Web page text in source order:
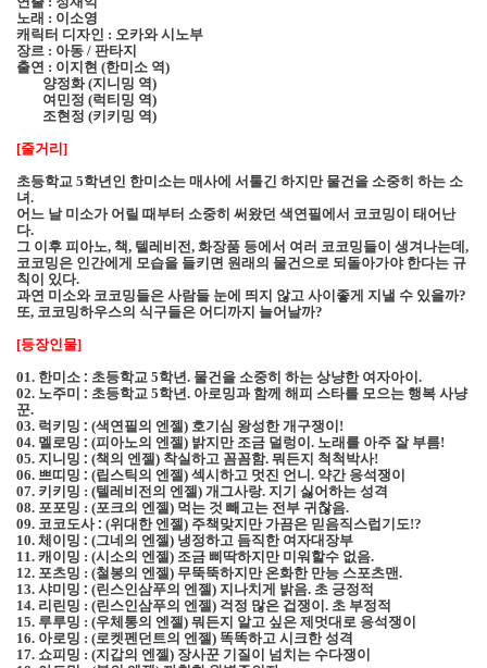
노래 : 이소영
캐릭터 디자인 : 오카와 시노부
장르 : 아동 / 판타지
출연 : 이지현 (한미소 역)
양정화(지니밍 역)
여민정 (럭티밍 역)
조현정 (키키밍 역)
[줄거리]
초등학교 5학년인 한미소는 매사에 서툴긴 하지만 물건을 소중히 하는 소
녀.
어느 날 미소가 어릴 때부터 소중히 써왔던 색연필에서 코코밍이 태어난
다.
그 이후 피아노, 책, 텔레비전, 화장품 등에서 여러 코코밍들이 생겨나는데,
코코밍은 인간에게 모습을 들키면 원래의 물건으로 되돌아가야 한다는 규
칙이 있다.
과연 미소와 코코밍들은 사람들 눈에 띄지 않고 사이좋게 지낼 수 있을까?
또, 코코밍하우스의 식구들은 어디까지 늘어날까?
[등장인물]
01. 한미소 : 초등학교 5학년. 물건을 소중히 하는 상냥한 여자아이.
02. 노주미 : 초등학교 5학년. 아로밍과 함께 해피 스타를 모으는 행복 사냥
꾼.
03. 럭키밍 : (색연필의 엔젤) 호기심 왕성한 개구쟁이!
04. 멜로밍 : (피아노의 엔젤) 밝지만 조금 덜렁이. 노래를 아주 잘 부름!
05. 지니밍 : (책의 엔젤) 착실하고 꼼꼼함. 뭐든지 척척박사!
06. 쁘띠밍 : (립스틱의 엔젤) 섹시하고 멋진 언니. 약간 응석쟁이
07. 키키밍 : (텔레비전의 엔젤) 개그사랑. 지기 싫어하는 성격
08. 포포밍 : (포크의 엔젤) 먹는 것 빼고는 전부 귀찮음.
09. 코코도사 : (위대한 엔젤) 주책맞지만 가끔은 믿음직스럽기도!?
10. 체이밍 : (그네의 엔젤) 냉정하고 듬직한 여자대장부
11. 캐이밍 : (시소의 엔젤) 조금 삐딱하지만 미워할수 없음.
12. 포츠밍 : (철봉의 엔젤) 무뚝뚝하지만 온화한 만능 스포츠맨.
13. 샤미밍 : (린스인삼푸의 엔젤) 지나치게 밝음. 초 긍정적
14. 리린밍 : (린스인삼푸의 엔젤) 걱정 많은 겁쟁이. 초 부정적
15. 루루밍 : (우체통의 엔젤) 뭐든지 알고 싶은 제멋대로 응석쟁이
16. 아로밍 : (로켓펜던트의 엔젤) 똑똑하고 시크한 성격
17. 쇼피밍 : (지갑의 엔젤) 장사꾼 기질이 넘치는 수다쟁이